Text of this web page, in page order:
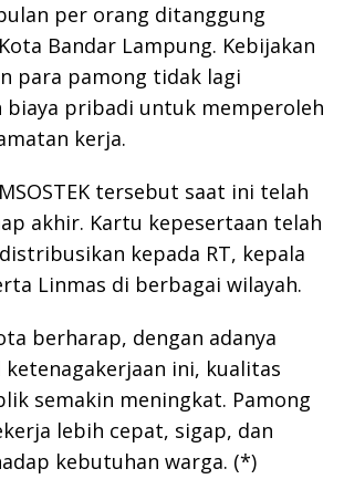
per orang ditanggung
Bandar Lampung. Kebijakan
para pamong tidak lagi
biaya pribadi untuk memperoleh
kerja.
tersebut saat ini telah
akhir. Kartu kepesertaan telah
kepada RT, kepala
Linmas di berbagai wilayah.
berharap, dengan adanya
ketenagakerjaan ini, kualitas
semakin meningkat. Pamong
lebih cepat, sigap, dan
kebutuhan warga. (*)